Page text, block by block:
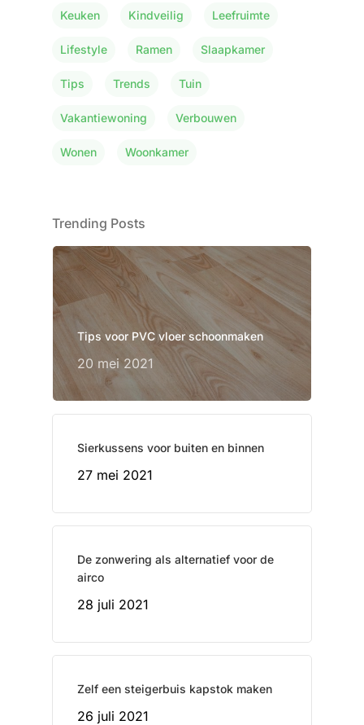
Keuken Kindveilig Leefruimte
Lifestyle Ramen Slaapkamer
Tips Trends Tuin
Vakantiewoning Verbouwen
Wonen Woonkamer
Trending Posts
Tips voor PVC vloer schoonmaken
20 mei 2021
Sierkussens voor buiten en binnen
27 mei 2021
De zonwering als alternatief voor de
airco
28 juli 2021
Zelf een steigerbuis kapstok maken
26 juli 2021